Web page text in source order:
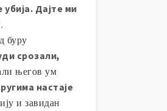
Дајте ми
буру
срозали,
његов ум
настаје
и завидан